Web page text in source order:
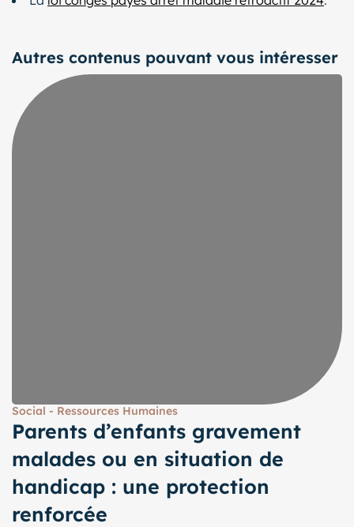
Autres contenus pouvant vous intéresser
Social - Ressources Humaines
Parents d’enfants gravement
malades ou en situation de
handicap : une protection
renforcée